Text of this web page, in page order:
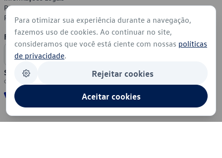
Política de Privacidade
Política de Cookies
Formas de Pagamento
Segurança
Para otimizar sua experiência durante a navegação,
fazemos uso de cookies. Ao continuar no site,
consideramos que você está ciente com nossas políticas
de privacidade.
Rejeitar cookies
Aceitar cookies